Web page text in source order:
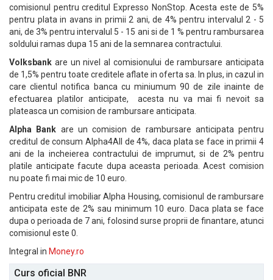
comisionul pentru creditul Expresso NonStop. Acesta este de 5%
pentru plata in avans in primii 2 ani, de 4% pentru intervalul 2 - 5
ani, de 3% pentru intervalul 5 - 15 ani si de 1 % pentru rambursarea
soldului ramas dupa 15 ani de la semnarea contractului.
Volksbank are un nivel al comisionului de rambursare anticipata
de 1,5% pentru toate creditele aflate in oferta sa. In plus, in cazul in
care clientul notifica banca cu miniumum 90 de zile inainte de
efectuarea platilor anticipate, acesta nu va mai fi nevoit sa
plateasca un comision de rambursare anticipata.
Alpha Bank are un comision de rambursare anticipata pentru
creditul de consum Alpha4All de 4%, daca plata se face in primii 4
ani de la incheierea contractului de imprumut, si de 2% pentru
platile anticipate facute dupa aceasta perioada. Acest comision
nu poate fi mai mic de 10 euro.
Pentru creditul imobiliar Alpha Housing, comisionul de rambursare
anticipata este de 2% sau minimum 10 euro. Daca plata se face
dupa o perioada de 7 ani, folosind surse proprii de finantare, atunci
comisionul este 0.
Integral in Money.ro
Curs oficial BNR